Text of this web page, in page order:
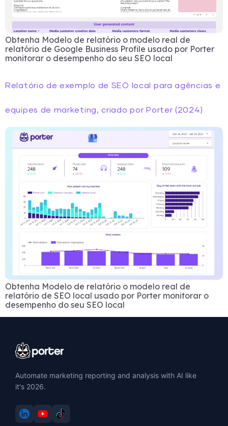
Obtenha Modelo de relatório o modelo real de
relatório de Google Business Profile usado por Porter
monitorar o desempenho do seu SEO local
Relatório de exemplo de SEO local para agências e
equipes de marketing, criado por Porter (2024)
Obtenha Modelo de relatório o modelo real de
relatório de SEO local usado por Porter monitorar o
desempenho do seu SEO local
Automate marketing reporting and analysis with AI like
it's 2026.